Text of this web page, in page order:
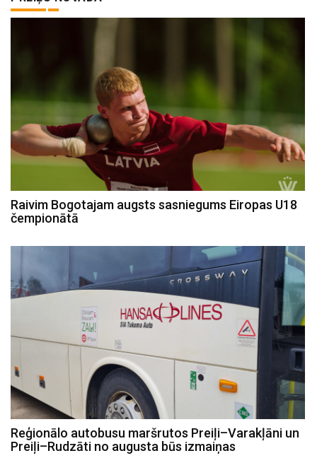
Raivim Bogotajam augsts sasniegums Eiropas U18
čempionātā
Reģionālo autobusu maršrutos Preiļi–Varakļāni un
Preiļi–Rudzāti no augusta būs izmaiņas